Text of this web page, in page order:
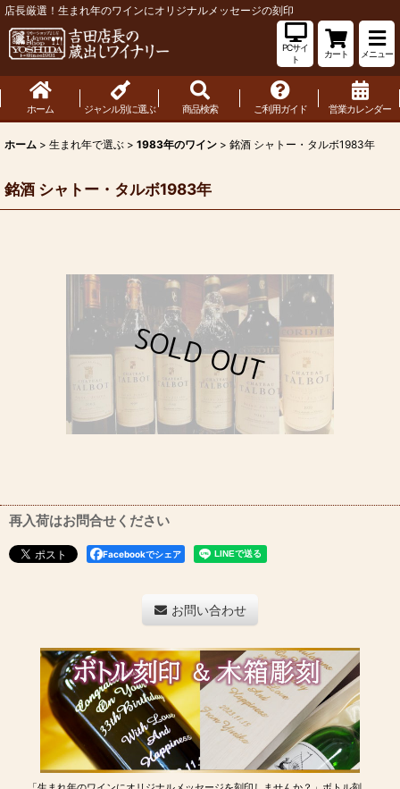
店長厳選！生まれ年のワインにオリジナルメッセージの刻印
PCサイ
ト
カート メニュー
ホーム ジャンル別に選ぶ 商品検索 ご利用ガイド 営業カレンダー
ホーム > 生まれ年で選ぶ > 1983年のワイン > 銘酒 シャトー・タルボ1983年
銘酒 シャトー・タルボ1983年
再入荷はお問合せください
Facebookでシェア
お問い合わせ